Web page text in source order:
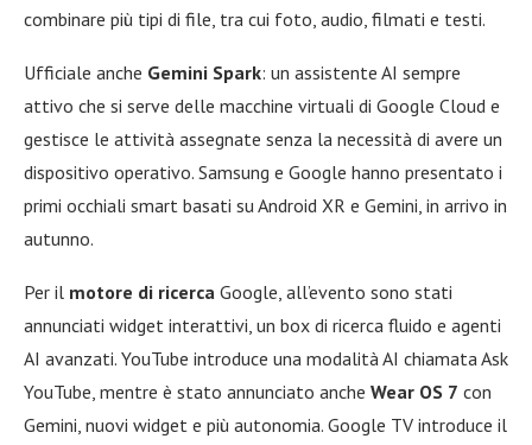
combinare più tipi di file, tra cui foto, audio, filmati e testi.
Ufficiale anche Gemini Spark: un assistente AI sempre
attivo che si serve delle macchine virtuali di Google Cloud e
gestisce le attività assegnate senza la necessità di avere un
dispositivo operativo. Samsung e Google hanno presentato i
primi occhiali smart basati su Android XR e Gemini, in arrivo in
autunno.
Per il motore di ricerca Google, all’evento sono stati
annunciati widget interattivi, un box di ricerca fluido e agenti
AI avanzati. YouTube introduce una modalità AI chiamata Ask
YouTube, mentre è stato annunciato anche Wear OS 7 con
Gemini, nuovi widget e più autonomia. Google TV introduce il